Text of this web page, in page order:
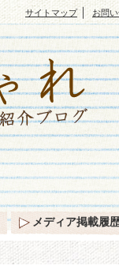
サイトマップ｜ お問
メディア掲載履